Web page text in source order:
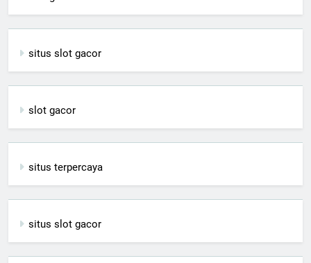
situs slot gacor
slot gacor
situs terpercaya
situs slot gacor